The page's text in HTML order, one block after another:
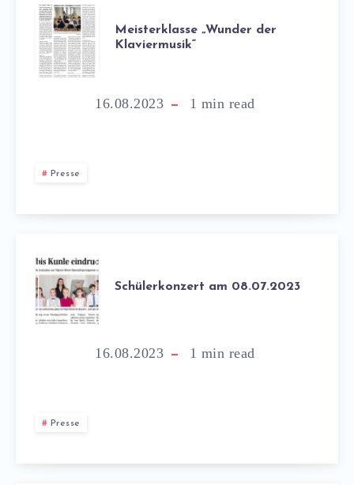
Meisterklasse „Wunder der
Klaviermusik“
16.08.2023 1 min read
Presse
Schülerkonzert am 08.07.2023
16.08.2023 1 min read
Presse